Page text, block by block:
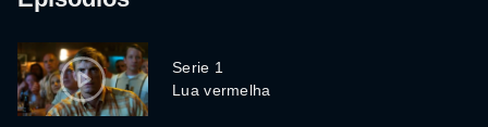
Serie 1
Lua vermelha